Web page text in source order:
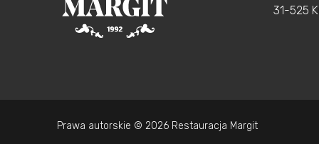
31-525
Prawa autorskie © 2026 Restauracja Margit